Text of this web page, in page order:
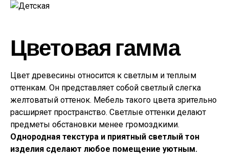
Цветовая гамма
Цвет древесины относится к светлым и теплым
оттенкам. Он представляет собой светлый слегка
желтоватый оттенок. Мебель такого цвета зрительно
расширяет пространство. Светлые оттенки делают
предметы обстановки менее громоздкими.
Однородная текстура и приятный светлый тон
изделия сделают любое помещение уютным.